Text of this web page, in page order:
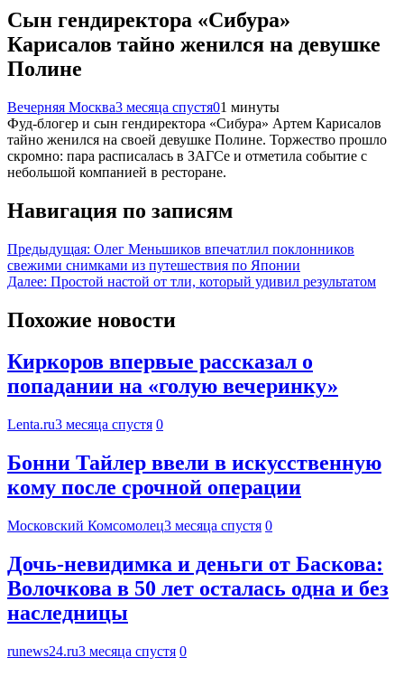
Сын гендиректора «Сибура»
Карисалов тайно женился на девушке
Полине
Вечерняя Москва3 месяца спустя01 минуты
Фуд-блогер и сын гендиректора «Сибура» Артем Карисалов
тайно женился на своей девушке Полине. Торжество прошло
скромно: пара расписалась в ЗАГСе и отметила событие с
небольшой компанией в ресторане.
Навигация по записям
Предыдущая: Олег Меньшиков впечатлил поклонников
свежими снимками из путешествия по Японии
Далее: Простой настой от тли, который удивил результатом
Похожие новости
Киркоров впервые рассказал о
попадании на «голую вечеринку»
Lenta.ru3 месяца спустя 0
Бонни Тайлер ввели в искусственную
кому после срочной операции
Московский Комсомолец3 месяца спустя 0
Дочь-невидимка и деньги от Баскова:
Волочкова в 50 лет осталась одна и без
наследницы
runews24.ru3 месяца спустя 0